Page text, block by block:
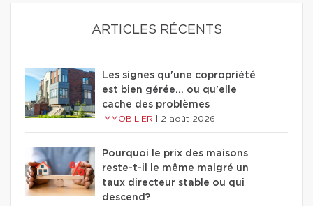
ARTICLES RÉCENTS
Les signes qu'une copropriété
est bien gérée… ou qu'elle
cache des problèmes
IMMOBILIER 2 août 2026
Pourquoi le prix des maisons
reste-t-il le même malgré un
taux directeur stable ou qui
descend?